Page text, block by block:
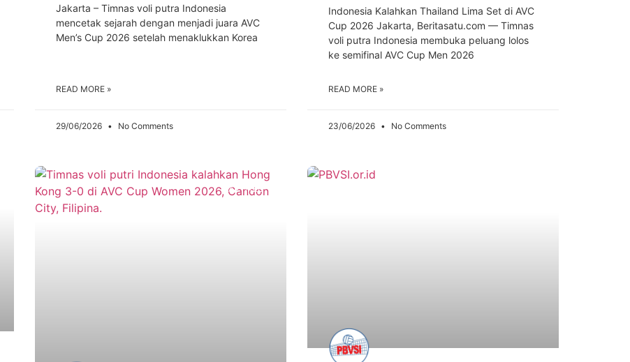
Jakarta – Timnas voli putra Indonesia
mencetak sejarah dengan menjadi juara AVC
Men’s Cup 2026 setelah menaklukkan Korea
READ MORE »
29/06/2026 No Comments
Indonesia Kalahkan Thailand Lima Set di AVC
Cup 2026 Jakarta, Beritasatu.com — Timnas
voli putra Indonesia membuka peluang lolos
ke semifinal AVC Cup Men 2026
READ MORE »
23/06/2026 No Comments
ARTIKEL